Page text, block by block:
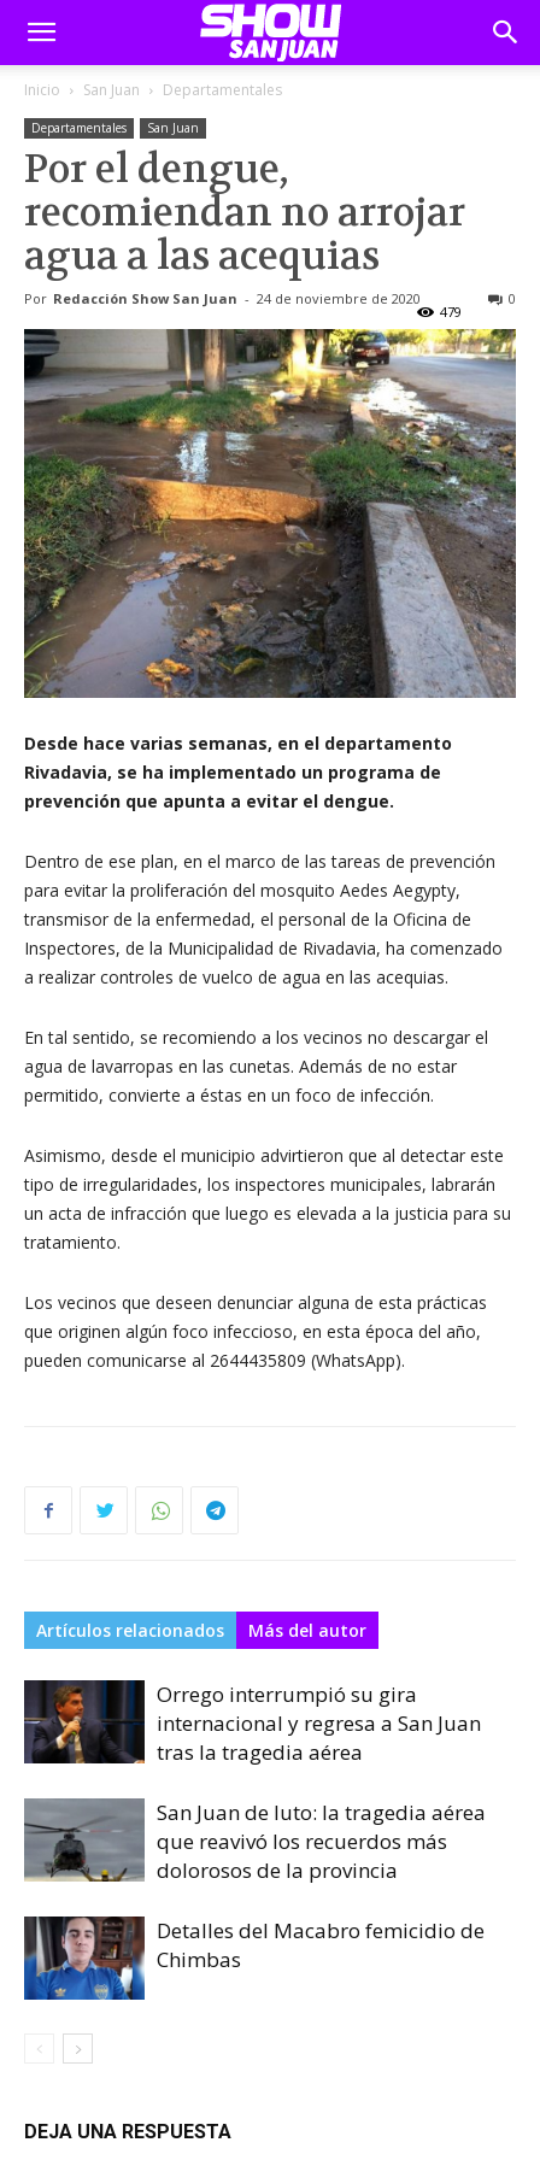
Inicio San Juan Departamentales
Departamentales San Juan
Por el dengue,
recomiendan no arrojar
agua a las acequias
Por Redacción Show San Juan - 24 de noviembre de 2020 0
479
Desde hace varias semanas, en el departamento
Rivadavia, se ha implementado un programa de
prevención que apunta a evitar el dengue.
Dentro de ese plan, en el marco de las tareas de prevención
para evitar la proliferación del mosquito Aedes Aegypty,
transmisor de la enfermedad, el personal de la Oficina de
Inspectores, de la Municipalidad de Rivadavia, ha comenzado
a realizar controles de vuelco de agua en las acequias.
En tal sentido, se recomiendo a los vecinos no descargar el
agua de lavarropas en las cunetas. Además de no estar
permitido, convierte a éstas en un foco de infección.
Asimismo, desde el municipio advirtieron que al detectar este
tipo de irregularidades, los inspectores municipales, labrarán
un acta de infracción que luego es elevada a la justicia para su
tratamiento.
Los vecinos que deseen denunciar alguna de esta prácticas
que originen algún foco infeccioso, en esta época del año,
pueden comunicarse al 2644435809 (WhatsApp).
Artículos relacionados Más del autor
Orrego interrumpió su gira
internacional y regresa a San Juan
tras la tragedia aérea
San Juan de luto: la tragedia aérea
que reavivó los recuerdos más
dolorosos de la provincia
Detalles del Macabro femicidio de
Chimbas
DEJA UNA RESPUESTA